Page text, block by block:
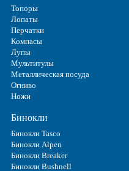
Топоры
Лопаты
Перчатки
Компасы
Лупы
Мультитулы
Металлическая посуда
Огниво
Ножи
Бинокли
Бинокли Tasco
Бинокли Alpen
Бинокли Breaker
Бинокли Bushnell